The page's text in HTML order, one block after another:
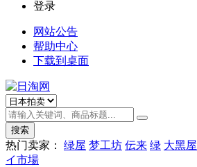
登录
网站公告
帮助中心
下载到桌面
搜索
热门卖家： 绿屋 梦工坊 伝来 绿 大黑屋
イ市場